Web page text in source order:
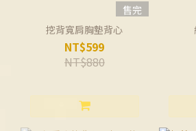
售完
挖背寬肩胸墊背心
NT$599
NT$880